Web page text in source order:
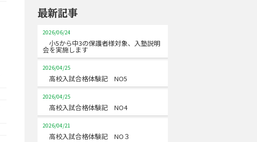
最新記事
2026/06/24
小5から中3の保護者様対象、入塾説明
会を実施します
2026/04/25
高校入試合格体験記 NO5
2026/04/25
高校入試合格体験記 NO4
2026/04/21
高校入試合格体験記 NO３